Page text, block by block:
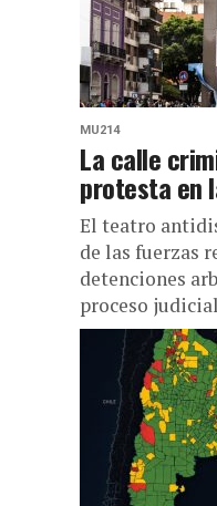
MU214
La calle
protesta en
El teatro
de las fuerzas
detenciones
proceso